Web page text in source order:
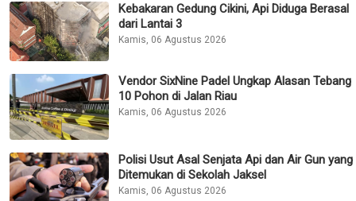
Jumat, 07 Agustus 2026
Nasional Lainnya
Kebakaran Gudang Buku di SDN Srengseng
Sawah 04 Berhasil Dipadamkan, Tidak Ada
Korban
Prabowo: Bangsa Maju Dibangun dengan
Fakta, Sains dan Keberanian Hadapi Realitas
Kamis, 06 Agustus 2026